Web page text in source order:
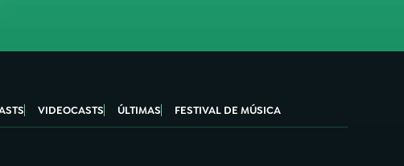
VIDEOCASTS ÚLTIMAS FESTIVAL DE MÚSICA